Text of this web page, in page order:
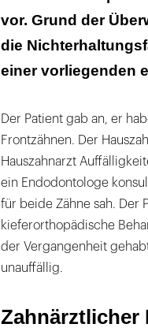
Therapie
Die
Epikrise
Literaturliste
vor. Grund der
die
einer vorliegenden
Der Patient gab an, er
Frontzähnen. Der
Hauszahnarzt
ein Endodontologe
für beide Zähne sah. Der
kieferorthopädische
der Vergangenheit
unauffällig.
Zahnärztlicher